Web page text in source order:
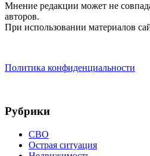
Мнение редакции может не
авторов.
При использовании материалов
Политика конфиденциальности
Рубрики
СВО
Острая ситуация